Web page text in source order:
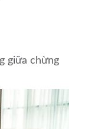
giữa chừng